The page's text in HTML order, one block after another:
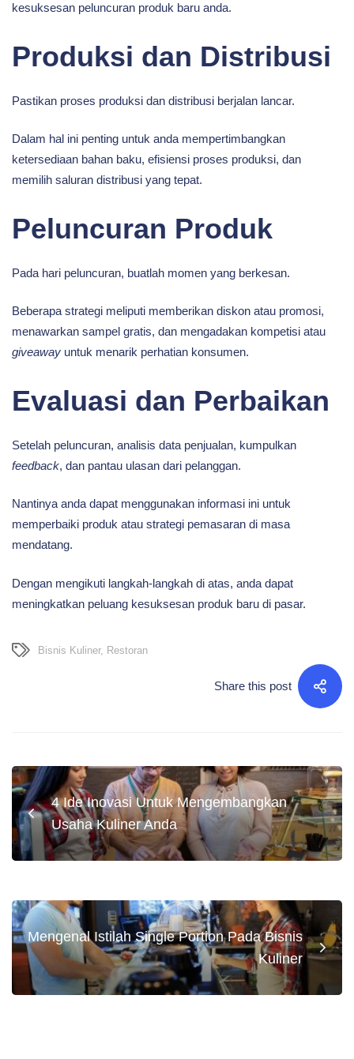
kesuksesan peluncuran produk baru anda.
Produksi dan Distribusi
Pastikan proses produksi dan distribusi berjalan lancar.
Dalam hal ini penting untuk anda mempertimbangkan
ketersediaan bahan baku, efisiensi proses produksi, dan
memilih saluran distribusi yang tepat.
Peluncuran Produk
Pada hari peluncuran, buatlah momen yang berkesan.
Beberapa strategi meliputi memberikan diskon atau promosi,
menawarkan sampel gratis, dan mengadakan kompetisi atau
giveaway untuk menarik perhatian konsumen.
Evaluasi dan Perbaikan
Setelah peluncuran, analisis data penjualan, kumpulkan
feedback, dan pantau ulasan dari pelanggan.
Nantinya anda dapat menggunakan informasi ini untuk
memperbaiki produk atau strategi pemasaran di masa
mendatang.
Dengan mengikuti langkah-langkah di atas, anda dapat
meningkatkan peluang kesuksesan produk baru di pasar.
Bisnis Kuliner, Restoran
Share this post
4 Ide Inovasi Untuk Mengembangkan
Usaha Kuliner Anda
Mengenal Istilah Single Portion Pada Bisnis
Kuliner